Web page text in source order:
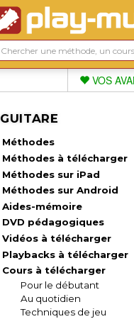
VOS
GUITARE
Méthodes
Méthodes à télécharger
Méthodes sur iPad
Méthodes sur Android
Aides-mémoire
DVD pédagogiques
Vidéos à télécharger
Playbacks à télécharger
Cours à télécharger
Pour le débutant
Au quotidien
Techniques de jeu